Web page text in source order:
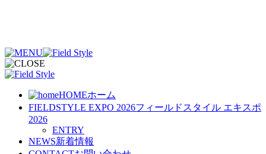
HOMEホーム
FIELDSTYLE EXPO 2026フィールドスタイル エキスポ
2026
ENTRY
NEWS新着情報